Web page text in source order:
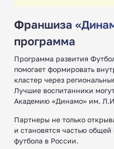
Франшиза
программа
Программа развития
помогает формировать
кластер через
Лучшие воспитанники
Академию «Динамо» им.
Партнеры не только
и становятся частью общей
футбола в России.